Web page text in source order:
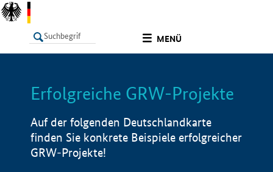
MENÜ
LISTE Info
Erfolgreiche GRW-Projekte
Auf der folgenden Deutschlandkarte
finden Sie konkrete Beispiele erfolgreicher
GRW-Projekte!